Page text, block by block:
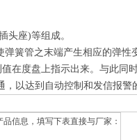
头座)等组成。
弹簧管之末端产生相应的弹
在度盘上指示出来。与此同
以达到自动控制和发信报警
信息，填写下表直接与厂家：